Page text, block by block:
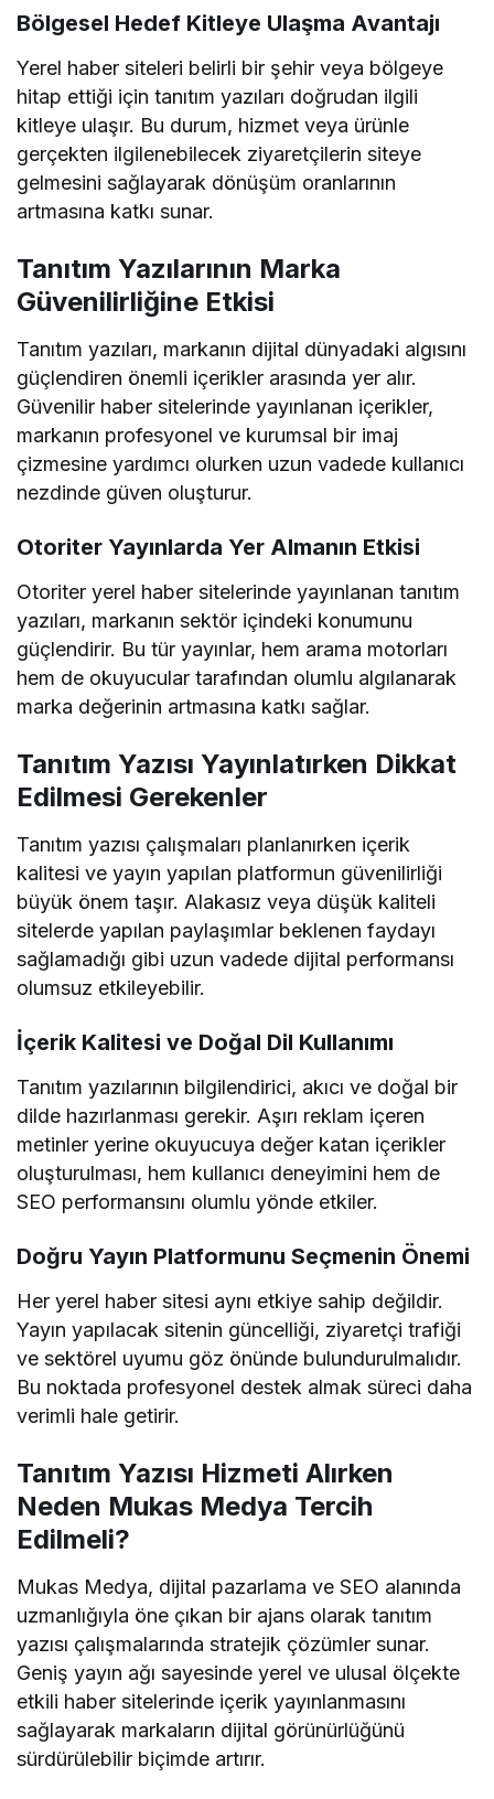
Bölgesel Hedef Kitleye Ulaşma Avantajı
Yerel haber siteleri belirli bir şehir veya bölgeye
hitap ettiği için tanıtım yazıları doğrudan ilgili
kitleye ulaşır. Bu durum, hizmet veya ürünle
gerçekten ilgilenebilecek ziyaretçilerin siteye
gelmesini sağlayarak dönüşüm oranlarının
artmasına katkı sunar.
Tanıtım Yazılarının Marka
Güvenilirliğine Etkisi
Tanıtım yazıları, markanın dijital dünyadaki algısını
güçlendiren önemli içerikler arasında yer alır.
Güvenilir haber sitelerinde yayınlanan içerikler,
markanın profesyonel ve kurumsal bir imaj
çizmesine yardımcı olurken uzun vadede kullanıcı
nezdinde güven oluşturur.
Otoriter Yayınlarda Yer Almanın Etkisi
Otoriter yerel haber sitelerinde yayınlanan tanıtım
yazıları, markanın sektör içindeki konumunu
güçlendirir. Bu tür yayınlar, hem arama motorları
hem de okuyucular tarafından olumlu algılanarak
marka değerinin artmasına katkı sağlar.
Tanıtım Yazısı Yayınlatırken Dikkat
Edilmesi Gerekenler
Tanıtım yazısı çalışmaları planlanırken içerik
kalitesi ve yayın yapılan platformun güvenilirliği
büyük önem taşır. Alakasız veya düşük kaliteli
sitelerde yapılan paylaşımlar beklenen faydayı
sağlamadığı gibi uzun vadede dijital performansı
olumsuz etkileyebilir.
İçerik Kalitesi ve Doğal Dil Kullanımı
Tanıtım yazılarının bilgilendirici, akıcı ve doğal bir
dilde hazırlanması gerekir. Aşırı reklam içeren
metinler yerine okuyucuya değer katan içerikler
oluşturulması, hem kullanıcı deneyimini hem de
SEO performansını olumlu yönde etkiler.
Doğru Yayın Platformunu Seçmenin Önemi
Her yerel haber sitesi aynı etkiye sahip değildir.
Yayın yapılacak sitenin güncelliği, ziyaretçi trafiği
ve sektörel uyumu göz önünde bulundurulmalıdır.
Bu noktada profesyonel destek almak süreci daha
verimli hale getirir.
Tanıtım Yazısı Hizmeti Alırken
Neden Mukas Medya Tercih
Edilmeli?
Mukas Medya, dijital pazarlama ve SEO alanında
uzmanlığıyla öne çıkan bir ajans olarak tanıtım
yazısı çalışmalarında stratejik çözümler sunar.
Geniş yayın ağı sayesinde yerel ve ulusal ölçekte
etkili haber sitelerinde içerik yayınlanmasını
sağlayarak markaların dijital görünürlüğünü
sürdürülebilir biçimde artırır.